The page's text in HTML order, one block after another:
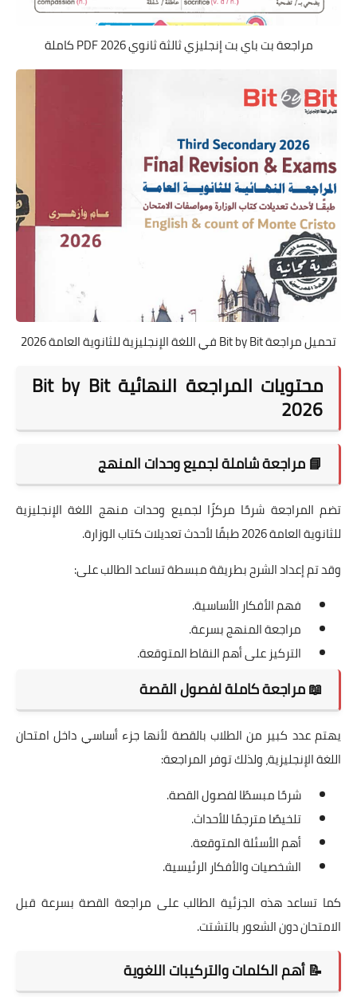
مراجعة بت باي بت إنجليزي ثالثة ثانوي 2026 PDF كاملة
تحميل مراجعة Bit by Bit في اللغة الإنجليزية للثانوية العامة 2026
محتويات المراجعة النهائية Bit by Bit
2026
📘 مراجعة شاملة لجميع وحدات المنهج
تضم المراجعة شرحًا مركزًا لجميع وحدات منهج اللغة الإنجليزية
للثانوية العامة 2026 طبقًا لأحدث تعديلات كتاب الوزارة.
وقد تم إعداد الشرح بطريقة مبسطة تساعد الطالب على:
فهم الأفكار الأساسية.
مراجعة المنهج بسرعة.
التركيز على أهم النقاط المتوقعة.
📖 مراجعة كاملة لفصول القصة
يهتم عدد كبير من الطلاب بالقصة لأنها جزء أساسي داخل امتحان
اللغة الإنجليزية، ولذلك توفر المراجعة:
شرحًا مبسطًا لفصول القصة.
تلخيصًا مترجمًا للأحداث.
أهم الأسئلة المتوقعة.
الشخصيات والأفكار الرئيسية.
كما تساعد هذه الجزئية الطالب على مراجعة القصة بسرعة قبل
الامتحان دون الشعور بالتشتت.
📝 أهم الكلمات والتركيبات اللغوية